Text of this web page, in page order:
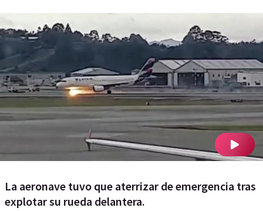
La aeronave tuvo que aterrizar de emergencia tras
explotar su rueda delantera.